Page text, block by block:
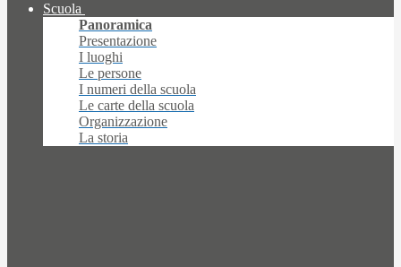
Scuola
Panoramica
Presentazione
I luoghi
Le persone
I numeri della scuola
Le carte della scuola
Organizzazione
La storia